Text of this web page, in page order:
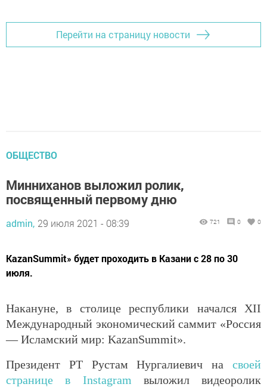
Перейти на страницу новости
ОБЩЕСТВО
Минниханов выложил ролик,
посвященный первому дню
admin, 29 июля 2021 - 08:39 721 0 0
KazanSummit» будет проходить в Казани с 28 по 30
июля.
Накануне, в столице республики начался XII
Международный экономический саммит «Россия
— Исламский мир: KazanSummit».
Президент РТ Рустам Нургалиевич на своей
странице в Instagram выложил видеоролик